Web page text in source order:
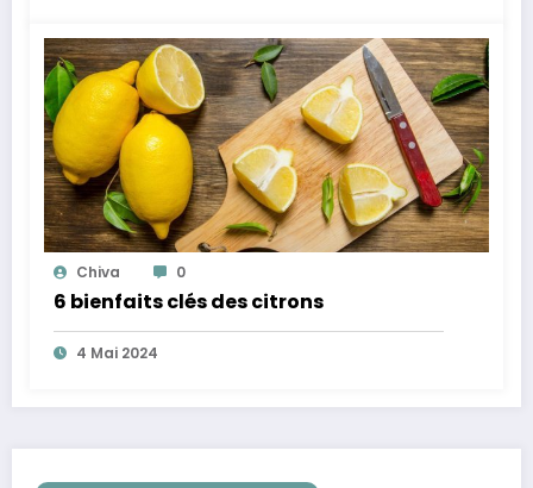
Chiva 0
6 bienfaits clés des citrons
4 Mai 2024